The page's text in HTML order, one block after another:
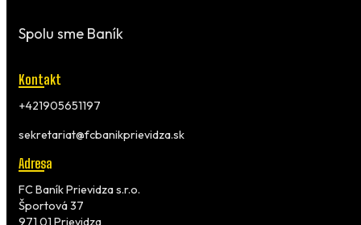
Spolu sme Baník
Kontakt
+421905651197
sekretariat@fcbanikprievidza.sk
Adresa
FC Baník Prievidza s.r.o.
Športová 37
971 01 Prievidza